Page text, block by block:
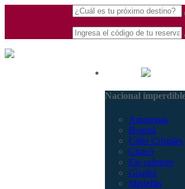
Nacional
Amazonas
Bogotá
Caño Cristales
Chocó
Eje cafetero
Guajira
Medellín